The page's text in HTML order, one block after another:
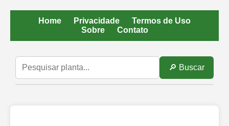
Home Privacidade
Termos de Uso
Sobre
Contato
🔎 Buscar